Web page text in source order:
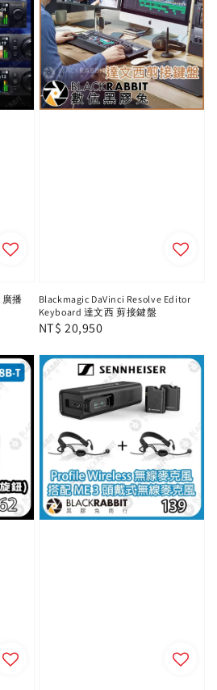
廣播
Blackmagic DaVinci Resolve Editor
Keyboard 達文西 剪接鍵盤
Regular
NT$ 20,950